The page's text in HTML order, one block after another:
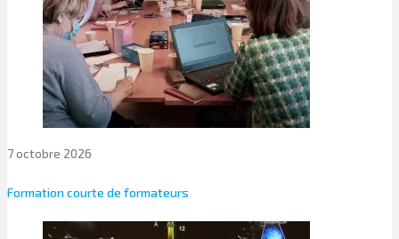
7 octobre 2026
Formation courte de formateurs